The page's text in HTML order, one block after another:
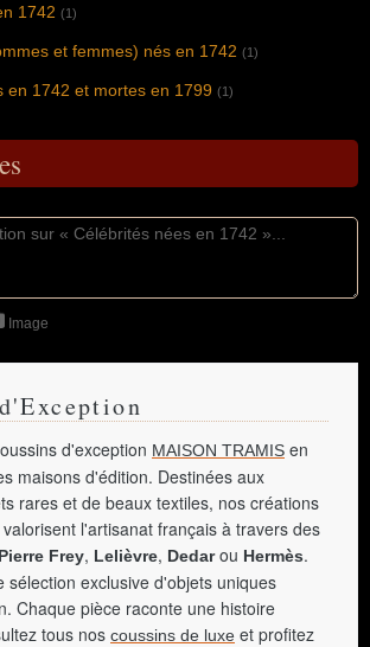
1742 (1)
et femmes) nés en 1742 (1)
en 1742 et mortes en 1799 (1)
Image
d'exception MAISON TRAMIS en
maisons d'édition. Destinées aux
rares et de beaux textiles, nos créations
l'artisanat français à travers des
Pierre Frey, Lelièvre, Dedarou Hermès.
sélection exclusive d'objets uniques
Chaque pièce raconte une histoire
tous nos coussins de luxe et profitez